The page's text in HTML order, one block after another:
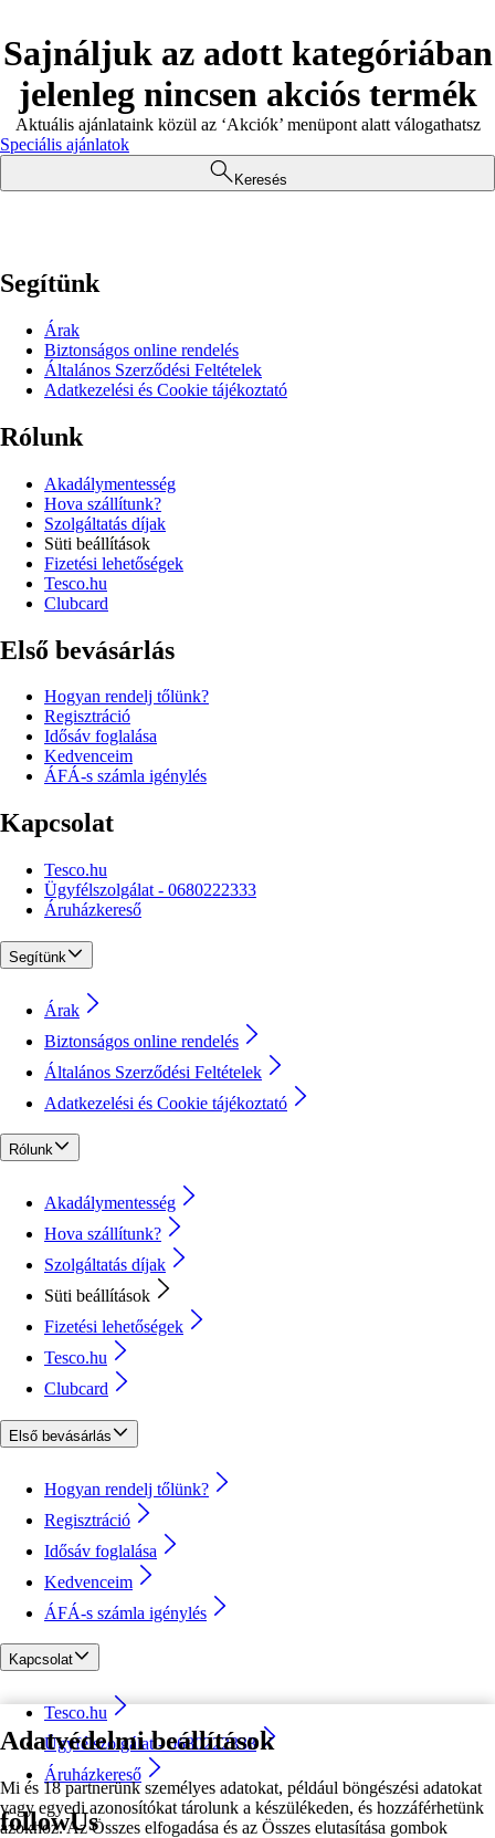
Adatvédelmi beállítások
Mi és 18 partnerünk személyes adatokat, például böngészési adatokat
vagy egyedi azonosítókat tárolunk a készülékeden, és hozzáférhetünk
azokhoz. Az Összes elfogadása és az Összes elutasítása gombok
Sajnáljuk az adott kategóriában
jelenleg nincsen akciós termék
Aktuális ajánlataink közül az ‘Akciók’ menüpont alatt válogathatsz
Speciális ajánlatok
Keresés
Segítünk
Árak
Biztonságos online rendelés
Általános Szerződési Feltételek
Adatkezelési és Cookie tájékoztató
Rólunk
Akadálymentesség
Hova szállítunk?
Szolgáltatás díjak
Süti beállítások
Fizetési lehetőségek
Tesco.hu
Clubcard
Első bevásárlás
Hogyan rendelj tőlünk?
Regisztráció
Idősáv foglalása
Kedvenceim
ÁFÁ-s számla igénylés
Kapcsolat
Tesco.hu
Ügyfélszolgálat - 0680222333
Áruházkereső
Segítünk
Árak
Biztonságos online rendelés
Általános Szerződési Feltételek
Adatkezelési és Cookie tájékoztató
Rólunk
Akadálymentesség
Hova szállítunk?
Szolgáltatás díjak
Süti beállítások
Fizetési lehetőségek
Tesco.hu
Clubcard
Első bevásárlás
Hogyan rendelj tőlünk?
Regisztráció
Idősáv foglalása
Kedvenceim
ÁFÁ-s számla igénylés
Kapcsolat
Tesco.hu
Ügyfélszolgálat - 0680222333
Áruházkereső
followUs